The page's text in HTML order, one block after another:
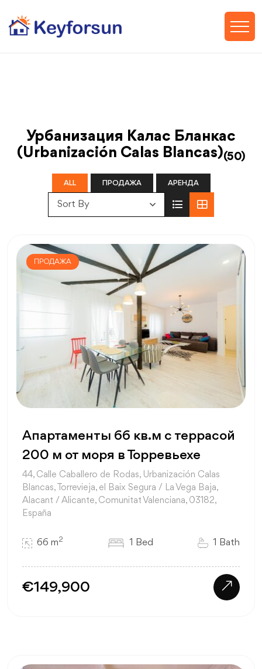
Урбанизация Калас Бланкас
(Urbanización Calas Blancas)(50)
ALL ПРОДАЖА АРЕНДА
Sort By
ПРОДАЖА
Апартаменты 66 кв.м с террасой
200 м от моря в Торревьехе
44, Calle Caballero de Rodas, Urbanización Calas
Blancas, Torrevieja, el Baix Segura / La Vega Baja,
Alacant / Alicante, Comunitat Valenciana, 03182,
España
66 m2 1 Bed 1 Bath
€149,900